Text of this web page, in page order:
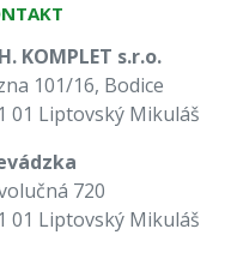
KOMPLET s.r.o.
101/16, Bodice
01 Liptovský Mikuláš
720
01 Liptovský Mikuláš